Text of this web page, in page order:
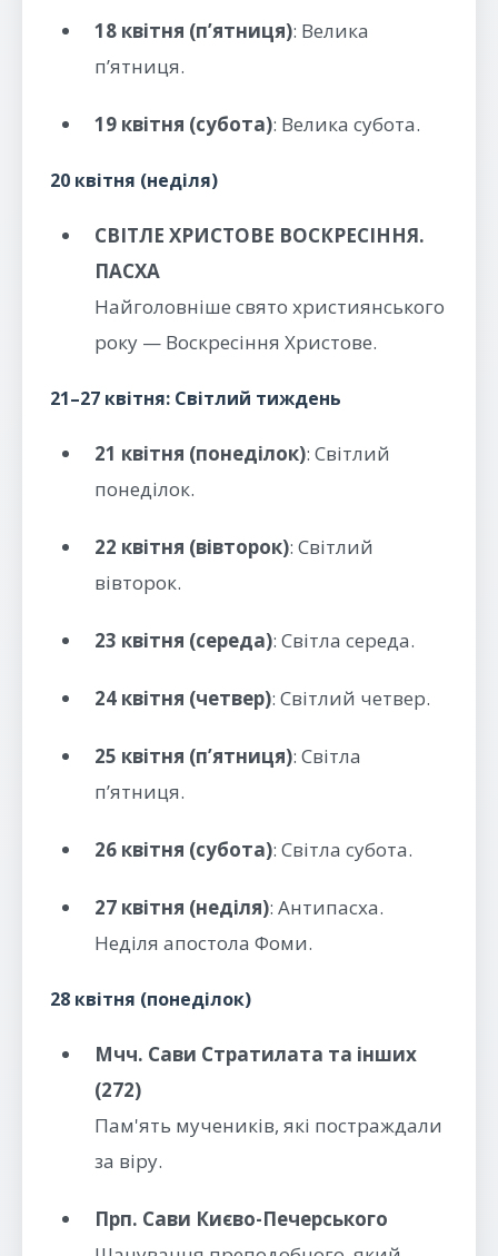
18 квітня (п’ятниця): Велика
п’ятниця.
19 квітня (субота): Велика субота.
20 квітня (неділя)
СВІТЛЕ ХРИСТОВЕ ВОСКРЕСІННЯ.
ПАСХА
Найголовніше свято християнського
року — Воскресіння Христове.
21–27 квітня: Світлий тиждень
21 квітня (понеділок): Світлий
понеділок.
22 квітня (вівторок): Світлий
вівторок.
23 квітня (середа): Світла середа.
24 квітня (четвер): Світлий четвер.
25 квітня (п’ятниця): Світла
п’ятниця.
26 квітня (субота): Світла субота.
27 квітня (неділя): Антипасха.
Неділя апостола Фоми.
28 квітня (понеділок)
Мчч. Сави Стратилата та інших
(272)
Пам'ять мучеників, які постраждали
за віру.
Прп. Сави Києво-Печерського